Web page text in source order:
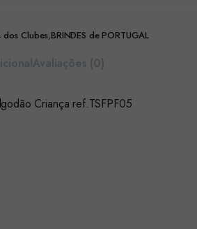
dos Clubes,BRINDES de PORTUGAL
Criança ref.TSFPF05